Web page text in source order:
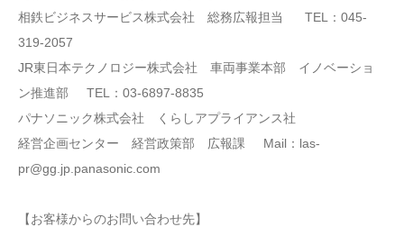
相鉄ビジネスサービス株式会社 総務広報担当 TEL：045-
319-2057
JR東日本テクノロジー株式会社 車両事業本部 イノベーショ
ン推進部 TEL：03-6897-8835
パナソニック株式会社 くらしアプライアンス社
経営企画センター 経営政策部 広報課 Mail：las-
pr@gg.jp.panasonic.com
【お客様からのお問い合わせ先】